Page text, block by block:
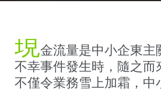
現金流量是中小企東主
不幸事件發生時，隨之而
不僅令業務雪上加霜，中